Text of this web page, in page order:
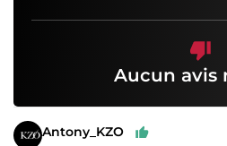
Aucun avis
Antony_KZO